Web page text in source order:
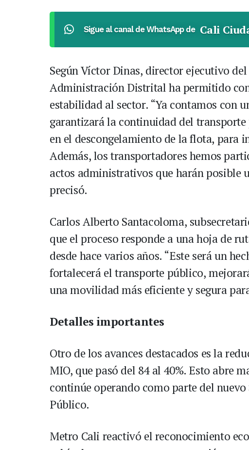
Sigue al canal de WhatsApp de Cali
Según Víctor Dinas, director ejecutivo
Administración Distrital ha permitido
estabilidad al sector. “Ya contamos con
garantizará la continuidad del
en el descongelamiento de la flota, para
Además, los transportadores hemos
actos administrativos que harán posible
precisó.
Carlos Alberto Santacoloma,
que el proceso responde a una hoja de
desde hace varios años. “Este será un
fortalecerá el transporte público,
una movilidad más eficiente y segura
Detalles importantes
Otro de los avances destacados es la
MIO, que pasó del 84 al 40%. Esto abre
continúe operando como parte del
Público.
Metro Cali reactivó el reconocimiento